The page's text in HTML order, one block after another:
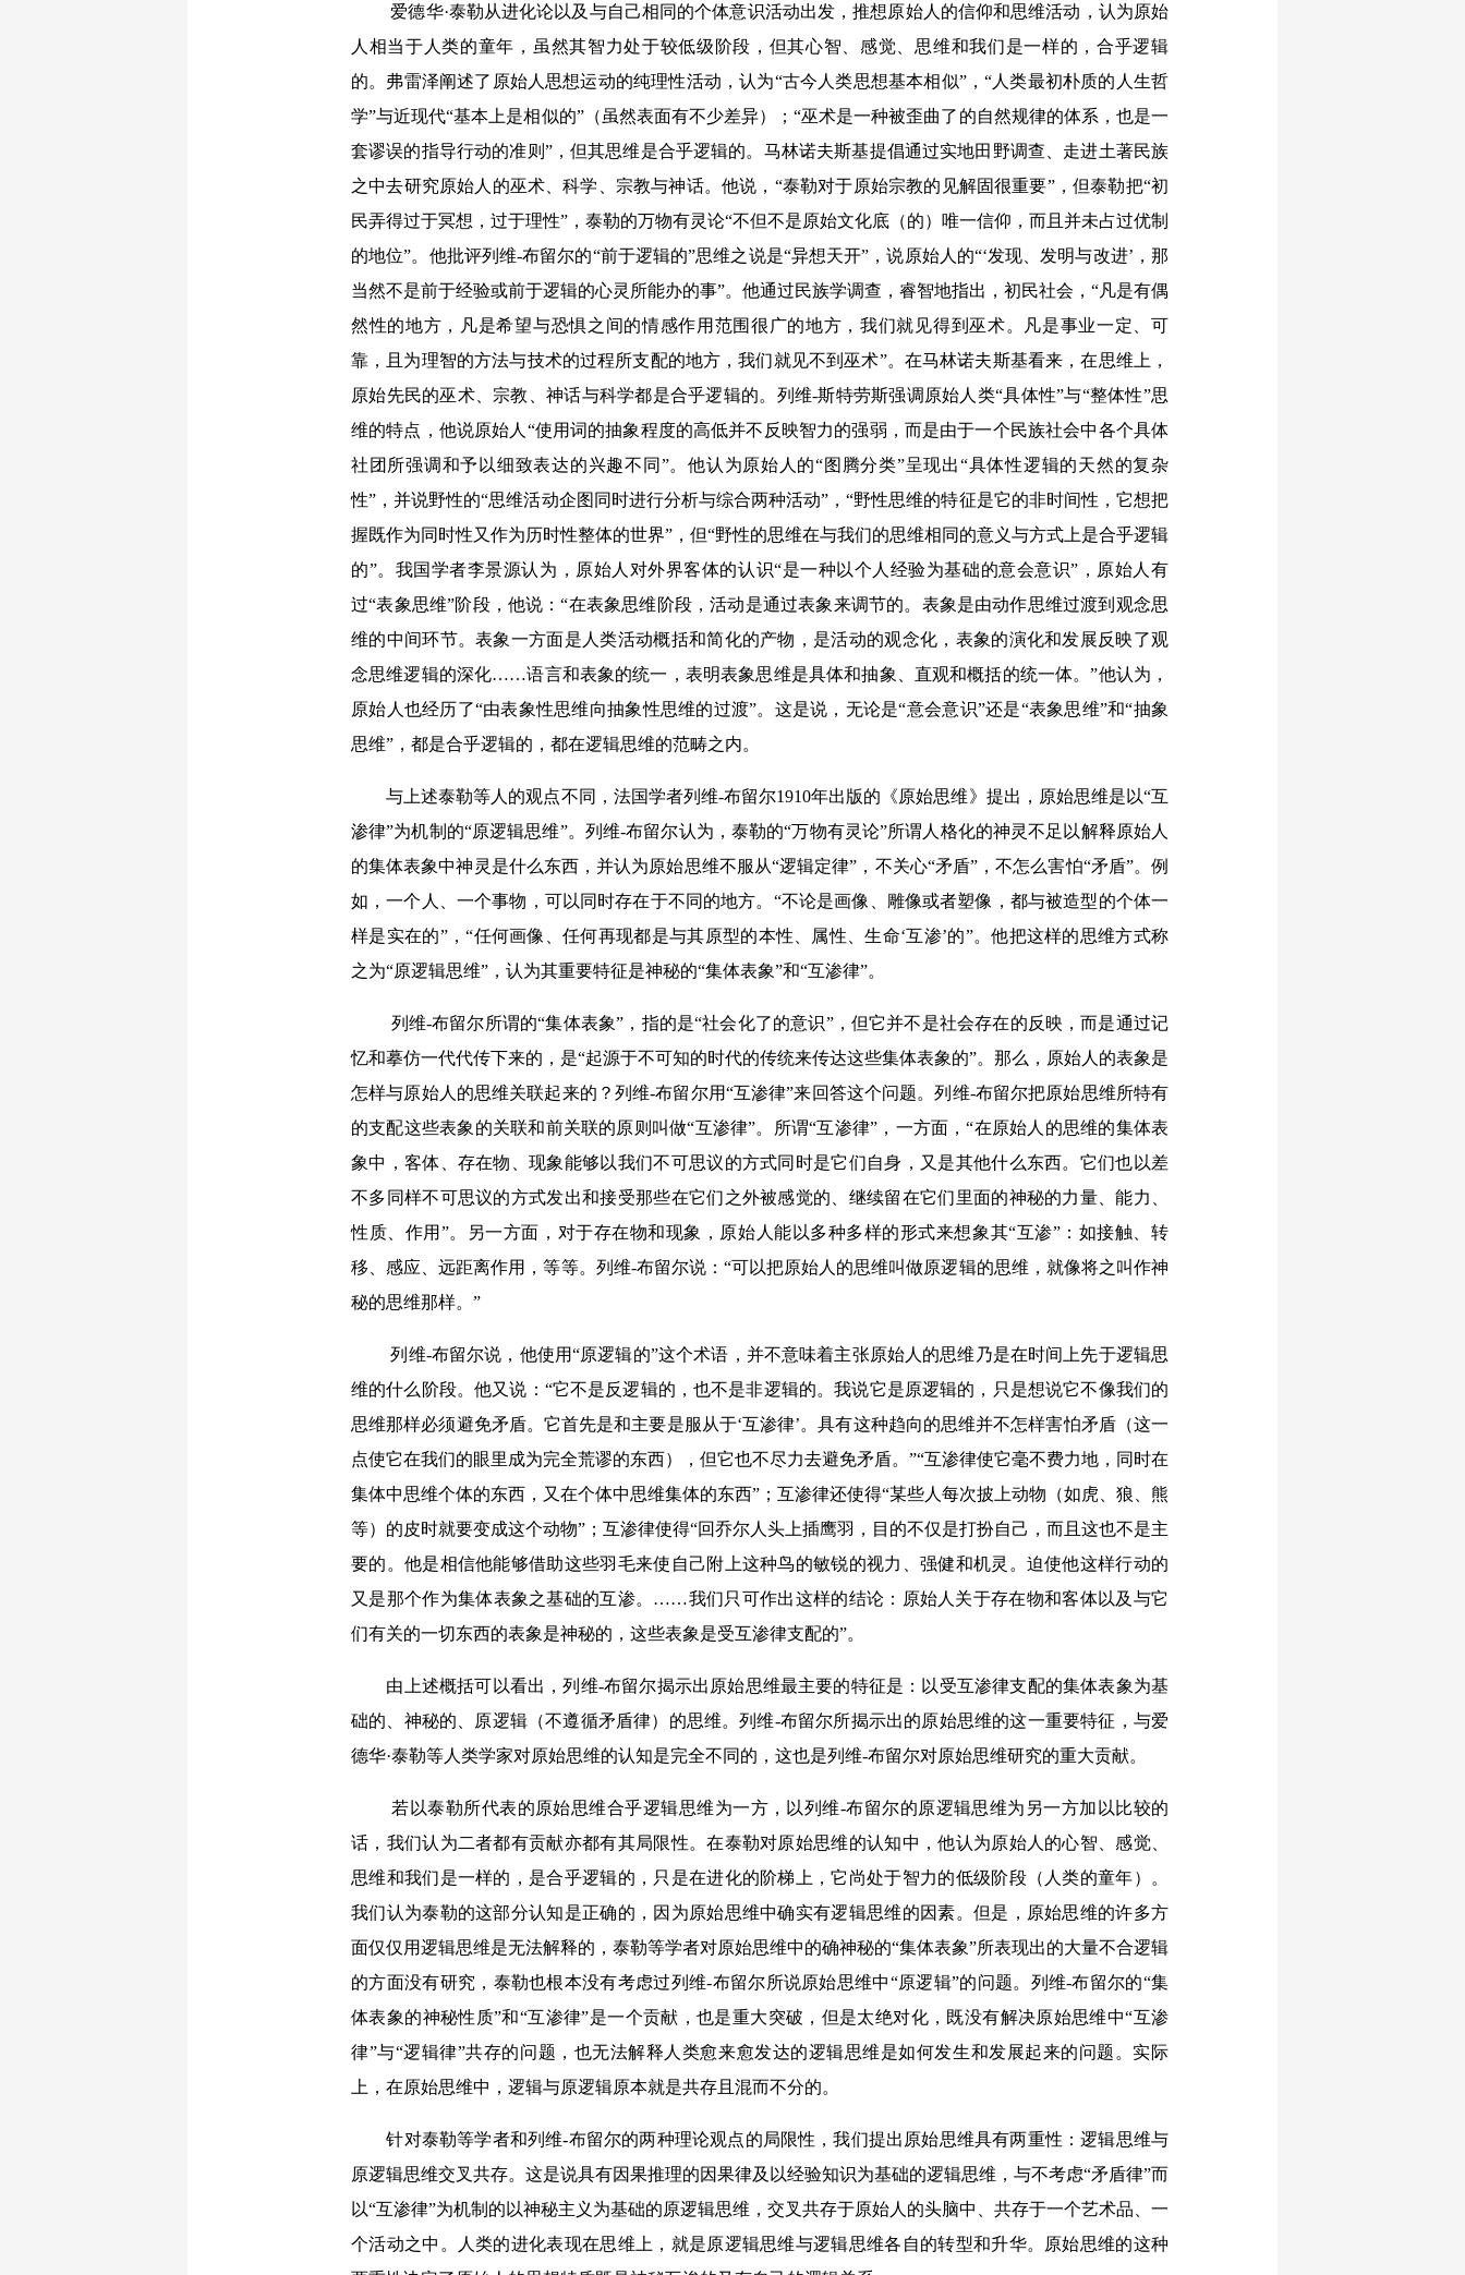
爱德华·泰勒从进化论以及与自己相同的个体意识活动出发，推想原始人的信仰和思维活动，认为原始
人相当于人类的童年，虽然其智力处于较低级阶段，但其心智、感觉、思维和我们是一样的，合乎逻辑
的。弗雷泽阐述了原始人思想运动的纯理性活动，认为“古今人类思想基本相似”，“人类最初朴质的人生哲
学”与近现代“基本上是相似的”（虽然表面有不少差异）；“巫术是一种被歪曲了的自然规律的体系，也是一
套谬误的指导行动的准则”，但其思维是合乎逻辑的。马林诺夫斯基提倡通过实地田野调查、走进土著民族
之中去研究原始人的巫术、科学、宗教与神话。他说，“泰勒对于原始宗教的见解固很重要”，但泰勒把“初
民弄得过于冥想，过于理性”，泰勒的万物有灵论“不但不是原始文化底（的）唯一信仰，而且并未占过优制
的地位”。他批评列维-布留尔的“前于逻辑的”思维之说是“异想天开”，说原始人的“‘发现、发明与改进’，那
当然不是前于经验或前于逻辑的心灵所能办的事”。他通过民族学调查，睿智地指出，初民社会，“凡是有偶
然性的地方，凡是希望与恐惧之间的情感作用范围很广的地方，我们就见得到巫术。凡是事业一定、可
靠，且为理智的方法与技术的过程所支配的地方，我们就见不到巫术”。在马林诺夫斯基看来，在思维上，
原始先民的巫术、宗教、神话与科学都是合乎逻辑的。列维-斯特劳斯强调原始人类“具体性”与“整体性”思
维的特点，他说原始人“使用词的抽象程度的高低并不反映智力的强弱，而是由于一个民族社会中各个具体
社团所强调和予以细致表达的兴趣不同”。他认为原始人的“图腾分类”呈现出“具体性逻辑的天然的复杂
性”，并说野性的“思维活动企图同时进行分析与综合两种活动”，“野性思维的特征是它的非时间性，它想把
握既作为同时性又作为历时性整体的世界”，但“野性的思维在与我们的思维相同的意义与方式上是合乎逻辑
的”。我国学者李景源认为，原始人对外界客体的认识“是一种以个人经验为基础的意会意识”，原始人有
过“表象思维”阶段，他说：“在表象思维阶段，活动是通过表象来调节的。表象是由动作思维过渡到观念思
维的中间环节。表象一方面是人类活动概括和简化的产物，是活动的观念化，表象的演化和发展反映了观
念思维逻辑的深化……语言和表象的统一，表明表象思维是具体和抽象、直观和概括的统一体。”他认为，
原始人也经历了“由表象性思维向抽象性思维的过渡”。这是说，无论是“意会意识”还是“表象思维”和“抽象
思维”，都是合乎逻辑的，都在逻辑思维的范畴之内。
与上述泰勒等人的观点不同，法国学者列维-布留尔1910年出版的《原始思维》提出，原始思维是以“互
渗律”为机制的“原逻辑思维”。列维-布留尔认为，泰勒的“万物有灵论”所谓人格化的神灵不足以解释原始人
的集体表象中神灵是什么东西，并认为原始思维不服从“逻辑定律”，不关心“矛盾”，不怎么害怕“矛盾”。例
如，一个人、一个事物，可以同时存在于不同的地方。“不论是画像、雕像或者塑像，都与被造型的个体一
样是实在的”，“任何画像、任何再现都是与其原型的本性、属性、生命‘互渗’的”。他把这样的思维方式称
之为“原逻辑思维”，认为其重要特征是神秘的“集体表象”和“互渗律”。
列维-布留尔所谓的“集体表象”，指的是“社会化了的意识”，但它并不是社会存在的反映，而是通过记
忆和摹仿一代代传下来的，是“起源于不可知的时代的传统来传达这些集体表象的”。那么，原始人的表象是
怎样与原始人的思维关联起来的？列维-布留尔用“互渗律”来回答这个问题。列维-布留尔把原始思维所特有
的支配这些表象的关联和前关联的原则叫做“互渗律”。所谓“互渗律”，一方面，“在原始人的思维的集体表
象中，客体、存在物、现象能够以我们不可思议的方式同时是它们自身，又是其他什么东西。它们也以差
不多同样不可思议的方式发出和接受那些在它们之外被感觉的、继续留在它们里面的神秘的力量、能力、
性质、作用”。另一方面，对于存在物和现象，原始人能以多种多样的形式来想象其“互渗”：如接触、转
移、感应、远距离作用，等等。列维-布留尔说：“可以把原始人的思维叫做原逻辑的思维，就像将之叫作神
秘的思维那样。”
列维-布留尔说，他使用“原逻辑的”这个术语，并不意味着主张原始人的思维乃是在时间上先于逻辑思
维的什么阶段。他又说：“它不是反逻辑的，也不是非逻辑的。我说它是原逻辑的，只是想说它不像我们的
思维那样必须避免矛盾。它首先是和主要是服从于‘互渗律’。具有这种趋向的思维并不怎样害怕矛盾（这一
点使它在我们的眼里成为完全荒谬的东西），但它也不尽力去避免矛盾。”“互渗律使它毫不费力地，同时在
集体中思维个体的东西，又在个体中思维集体的东西”；互渗律还使得“某些人每次披上动物（如虎、狼、熊
等）的皮时就要变成这个动物”；互渗律使得“回乔尔人头上插鹰羽，目的不仅是打扮自己，而且这也不是主
要的。他是相信他能够借助这些羽毛来使自己附上这种鸟的敏锐的视力、强健和机灵。迫使他这样行动的
又是那个作为集体表象之基础的互渗。……我们只可作出这样的结论：原始人关于存在物和客体以及与它
们有关的一切东西的表象是神秘的，这些表象是受互渗律支配的”。
由上述概括可以看出，列维-布留尔揭示出原始思维最主要的特征是：以受互渗律支配的集体表象为基
础的、神秘的、原逻辑（不遵循矛盾律）的思维。列维-布留尔所揭示出的原始思维的这一重要特征，与爱
德华·泰勒等人类学家对原始思维的认知是完全不同的，这也是列维-布留尔对原始思维研究的重大贡献。
若以泰勒所代表的原始思维合乎逻辑思维为一方，以列维-布留尔的原逻辑思维为另一方加以比较的
话，我们认为二者都有贡献亦都有其局限性。在泰勒对原始思维的认知中，他认为原始人的心智、感觉、
思维和我们是一样的，是合乎逻辑的，只是在进化的阶梯上，它尚处于智力的低级阶段（人类的童年）。
我们认为泰勒的这部分认知是正确的，因为原始思维中确实有逻辑思维的因素。但是，原始思维的许多方
面仅仅用逻辑思维是无法解释的，泰勒等学者对原始思维中的确神秘的“集体表象”所表现出的大量不合逻辑
的方面没有研究，泰勒也根本没有考虑过列维-布留尔所说原始思维中“原逻辑”的问题。列维-布留尔的“集
体表象的神秘性质”和“互渗律”是一个贡献，也是重大突破，但是太绝对化，既没有解决原始思维中“互渗
律”与“逻辑律”共存的问题，也无法解释人类愈来愈发达的逻辑思维是如何发生和发展起来的问题。实际
上，在原始思维中，逻辑与原逻辑原本就是共存且混而不分的。
针对泰勒等学者和列维-布留尔的两种理论观点的局限性，我们提出原始思维具有两重性：逻辑思维与
原逻辑思维交叉共存。这是说具有因果推理的因果律及以经验知识为基础的逻辑思维，与不考虑“矛盾律”而
以“互渗律”为机制的以神秘主义为基础的原逻辑思维，交叉共存于原始人的头脑中、共存于一个艺术品、一
个活动之中。人类的进化表现在思维上，就是原逻辑思维与逻辑思维各自的转型和升华。原始思维的这种